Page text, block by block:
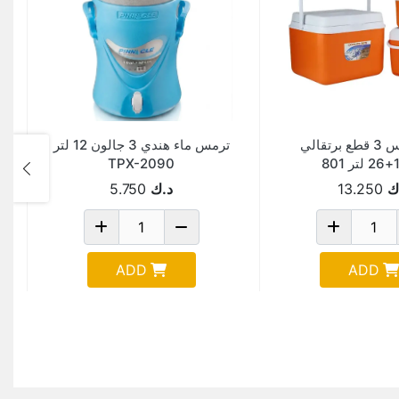
ايس بوكس 3 قطع برتقالي
13.250
ADD
ترمس ماء هندي 3 جالون 12 لتر
TPX-2090
د.ك 5.750
ADD